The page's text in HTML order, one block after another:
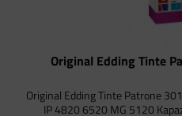
Original Edding Tinte
Original Edding Tinte Patrone
IP 4820 6520 MG 5120